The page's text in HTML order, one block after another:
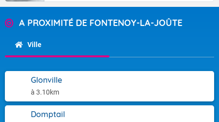
A PROXIMITÉ DE FONTENOY-LA-JOÛTE
Ville
Glonville
à 3.10km
Domptail